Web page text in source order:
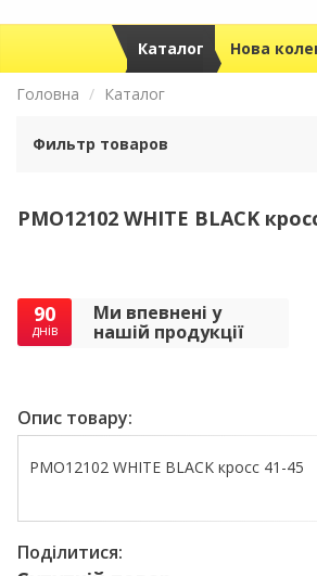
Каталог Нова
Головна Каталог
Фильтр товаров
PMO12102 WHITE BLACK
90
днів
Ми впевнені у
нашій продукції
Опис товару:
PMO12102 WHITE BLACK кросс 41-45
Поділитися: